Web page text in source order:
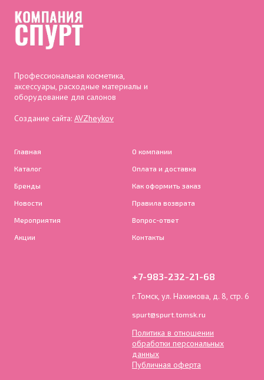
Профессиональная косметика,
аксессуары, расходные материалы и
оборудование для салонов
Создание сайта: AVZheykov
Главная
Каталог
Бренды
Новости
Мероприятия
Акции
О компании
Оплата и доставка
Как оформить заказ
Правила возврата
Вопрос-ответ
Контакты
+7-983-232-21-68
г.Томск, ул. Нахимова, д. 8, стр. 6
spurt@spurt.tomsk.ru
Политика в отношении
обработки персональных
данных
Публичная оферта